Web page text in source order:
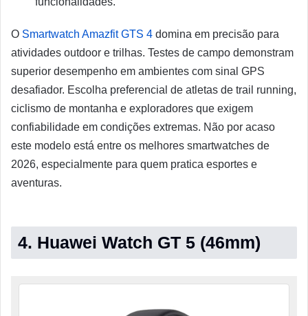
O Smartwatch Amazfit GTS 4 domina em precisão para
atividades outdoor e trilhas. Testes de campo demonstram
superior desempenho em ambientes com sinal GPS
desafiador. Escolha preferencial de atletas de trail running,
ciclismo de montanha e exploradores que exigem
confiabilidade em condições extremas. Não por acaso
este modelo está entre os melhores smartwatches de
2026, especialmente para quem pratica esportes e
aventuras.
4. Huawei Watch GT 5 (46mm)